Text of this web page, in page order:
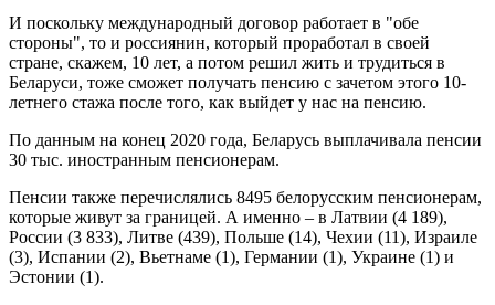
И поскольку международный договор работает в "обе
стороны", то и россиянин, который проработал в своей
стране, скажем, 10 лет, а потом решил жить и трудиться в
Беларуси, тоже сможет получать пенсию с зачетом этого 10-
летнего стажа после того, как выйдет у нас на пенсию.
По данным на конец 2020 года, Беларусь выплачивала пенсии
30 тыс. иностранным пенсионерам.
Пенсии также перечислялись 8495 белорусским пенсионерам,
которые живут за границей. А именно – в Латвии (4 189),
России (3 833), Литве (439), Польше (14), Чехии (11), Израиле
(3), Испании (2), Вьетнаме (1), Германии (1), Украине (1) и
Эстонии (1).